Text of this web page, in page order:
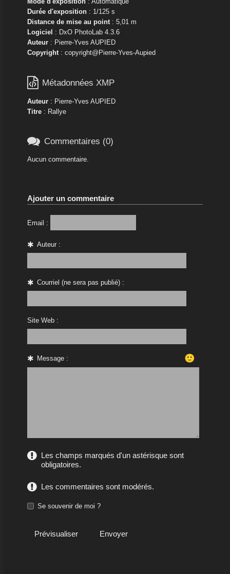
Durée d'exposition: 1/125 s
Distance de mise au point: 5,01 m
Logiciel : DxO PhotoLab 4.3.6
Auteur: Pierre-Yves AUPIED
Copyright: copyright@Pierre-Yves-Aupied
 Métadonnées XMP
Auteur: Pierre-Yves AUPIED
Titre: Rallye
 Commentaires (0)
Aucun commentaire.
Ajouter un commentaire
Email :
Auteur :
Courriel (ne sera pas publié) :
Site Web :
Message : 🙂
Les champs marqués d'un astérisque sont
obligatoires.
Les commentaires sont modérés.
Se souvenir de moi ?